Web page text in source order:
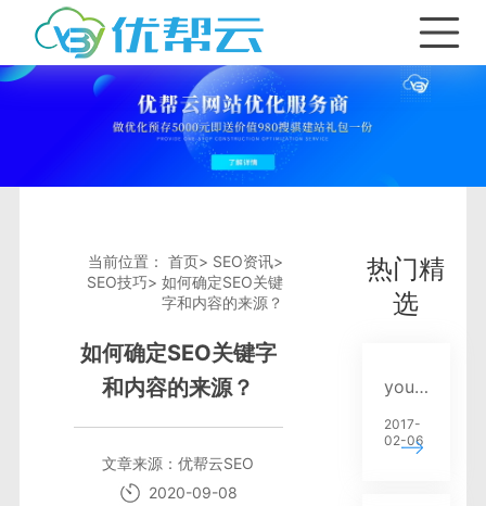
首页
产品与服务
全网seo推广
网站排名出租
SEO优化服务
SEO资讯
网站优化
SEO技巧
营销推广
合作加盟
关于我们
当前位置： 首页> SEO资讯>
SEO技巧> 如何确定SEO关键
字和内容的来源？
如何确定SEO关键字
和内容的来源？
文章来源：优帮云SEO
2020-09-08
热门精
选
youbangyun.cn新版正式上线 重点推广云排名系列服务
2017-
02-06